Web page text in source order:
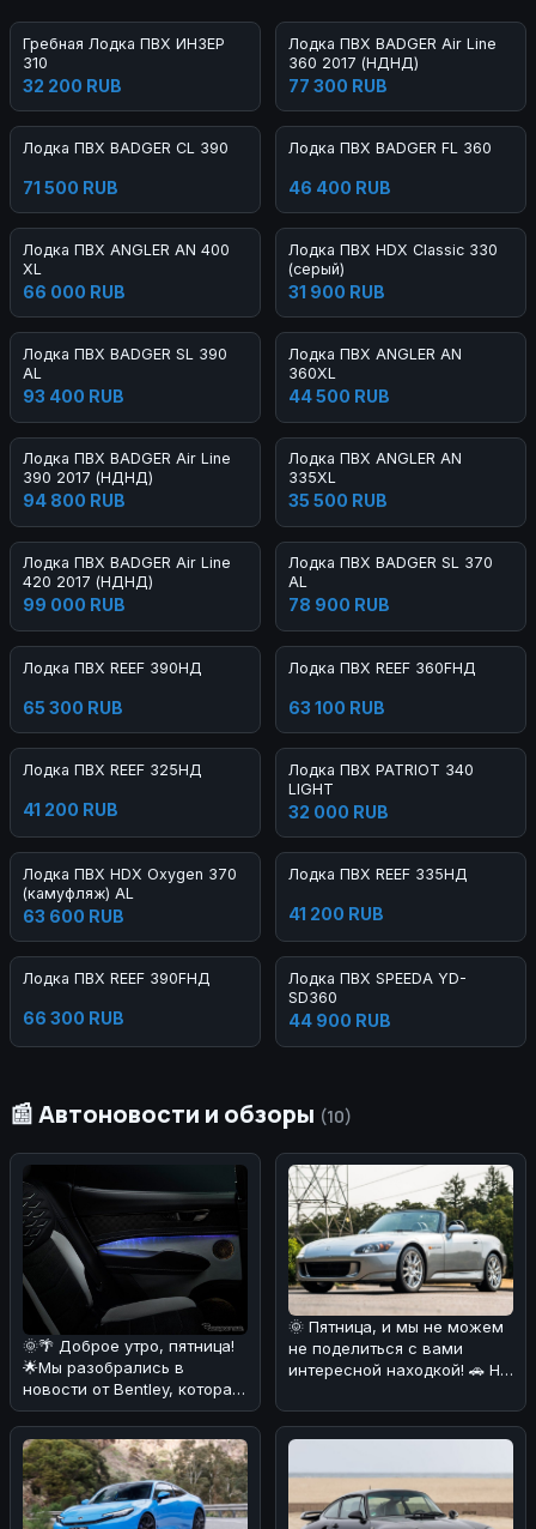
Гребная Лодка ПВХ ИНЗЕР
310
32 200 RUB
Лодка ПВХ BADGER Air Line
360 2017 (НДНД)
77 300 RUB
Лодка ПВХ BADGER CL 390
71 500 RUB
Лодка ПВХ BADGER FL 360
46 400 RUB
Лодка ПВХ ANGLER AN 400
XL
66 000 RUB
Лодка ПВХ HDX Classic 330
(серый)
31 900 RUB
Лодка ПВХ BADGER SL 390
AL
93 400 RUB
Лодка ПВХ ANGLER AN
360XL
44 500 RUB
Лодка ПВХ BADGER Air Line
390 2017 (НДНД)
94 800 RUB
Лодка ПВХ ANGLER AN
335XL
35 500 RUB
Лодка ПВХ BADGER Air Line
420 2017 (НДНД)
99 000 RUB
Лодка ПВХ BADGER SL 370
AL
78 900 RUB
Лодка ПВХ REEF 390НД
65 300 RUB
Лодка ПВХ REEF 360FНД
63 100 RUB
Лодка ПВХ REEF 325НД
41 200 RUB
Лодка ПВХ PATRIOT 340
LIGHT
32 000 RUB
Лодка ПВХ HDX Oxygen 370
(камуфляж) AL
63 600 RUB
Лодка ПВХ REEF 335НД
41 200 RUB
Лодка ПВХ REEF 390FНД
66 300 RUB
Лодка ПВХ SPEEDA YD-
SD360
44 900 RUB
📰 Автоновости и обзоры (10)
🌞🌴 Доброе утро, пятница!
🌟Мы разобрались в
новости от Bentley, которая
представила свой первый
по
🌞 Пятница, и мы не можем
не поделиться с вами
интересной находкой! 🚗 На
информац